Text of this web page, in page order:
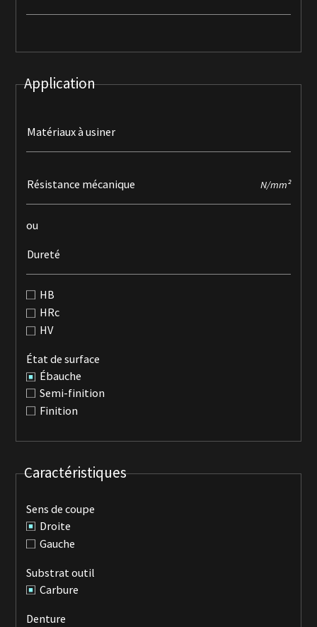
Application
Matériaux à usiner
N/mm²
Résistance mécanique
ou
Dureté
HB
HRc
HV
État de surface
Ébauche
Semi-finition
Finition
Caractéristiques
Sens de coupe
Droite
Gauche
Substrat outil
Carbure
Denture